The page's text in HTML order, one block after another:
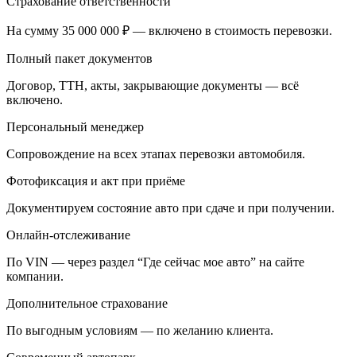
На сумму 35 000 000 ₽ — включено в стоимость перевозки.
Полный пакет документов
Договор, ТТН, акты, закрывающие документы — всё
включено.
Персональный менеджер
Сопровождение на всех этапах перевозки автомобиля.
Фотофиксация и акт при приёме
Документируем состояние авто при сдаче и при получении.
Онлайн-отслеживание
По VIN — через раздел “Где сейчас мое авто” на сайте
компании.
Дополнительное страхование
По выгодным условиям — по желанию клиента.